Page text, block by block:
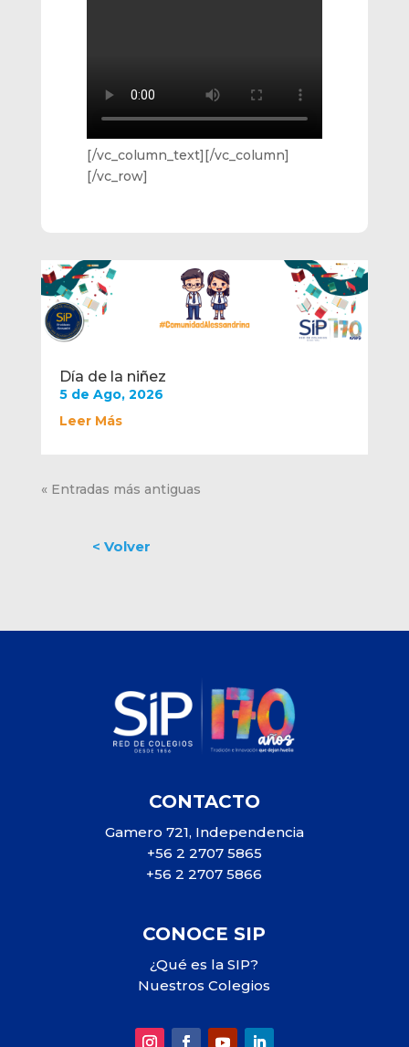
Día de la niñez
5 de Ago, 2026
Leer Más
« Entradas más antiguas
[/vc_column_text][/vc_column]
[/vc_row]
CONTACTO
Gamero 721, Independencia
+56 2 2707 5865
+56 2 2707 5866
CONOCE SIP
¿Qué es la SIP?
Nuestros Colegios